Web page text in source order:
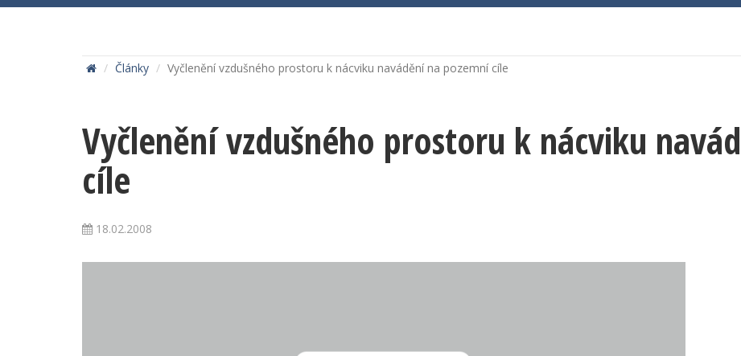
Články Vyčlenění vzdušného prostoru k nácviku navádění na pozemní cíle
Vyčlenění vzdušného prostoru k nácviku
cíle
18.02.2008